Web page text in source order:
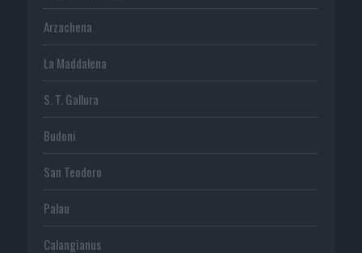
Arzachena
La Maddalena
S. T. Gallura
Budoni
San Teodoro
Palau
Calangianus